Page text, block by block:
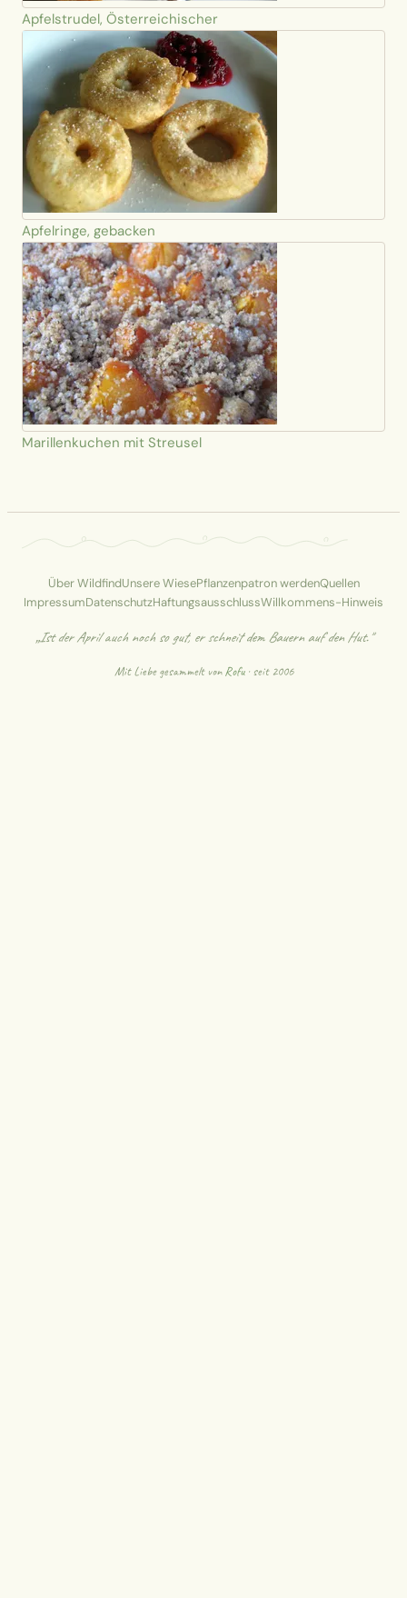
Apfelstrudel, Österreichischer
Apfelringe, gebacken
Marillenkuchen mit Streusel
Über WildfindUnsere WiesePflanzenpatron werdenQuellen
ImpressumDatenschutzHaftungsausschlussWillkommens-Hinweis
„Ist der April auch noch so gut, er schneit dem Bauern auf den Hut."
Mit Liebe gesammelt vonRofu· seit 2006